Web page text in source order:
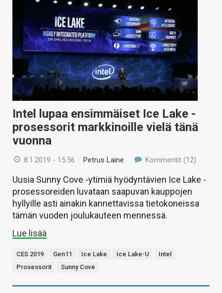
Intel lupaa ensimmäiset Ice Lake -
prosessorit markkinoille vielä tänä
vuonna
8.1.2019 - 15:56 /Petrus Laine Kommentit (12)
Uusia Sunny Cove -ytimiä hyödyntävien Ice Lake -
prosessoreiden luvataan saapuvan kauppojen
hyllyille asti ainakin kannettavissa tietokoneissa
tämän vuoden joulukauteen mennessä.
Lue lisää
CES 2019 Gen11 Ice Lake Ice Lake-U
Intel
Prosessorit
Sunny Cove